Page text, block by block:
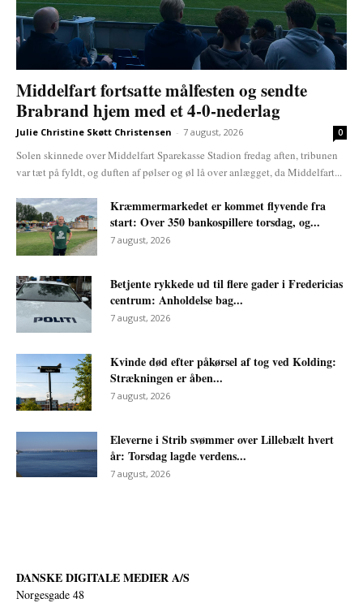
Middelfart fortsatte målfesten og sendte
Brabrand hjem med et 4-0-nederlag
Julie Christine Skøtt Christensen - 7 august, 2026 0
Solen skinnede over Middelfart Sparekasse Stadion fredag aften, tribunen
var tæt på fyldt, og duften af pølser og øl lå over anlægget, da Middelfart...
Kræmmermarkedet er kommet flyvende fra
start: Over 350 bankospillere torsdag, og...
7 august, 2026
Betjente rykkede ud til flere gader i Fredericias
centrum: Anholdelse bag...
7 august, 2026
Kvinde død efter påkørsel af tog ved Kolding:
Strækningen er åben...
7 august, 2026
Eleverne i Strib svømmer over Lillebælt hvert
år: Torsdag lagde verdens...
7 august, 2026
DANSKE DIGITALE MEDIER A/S
Norgesgade 48